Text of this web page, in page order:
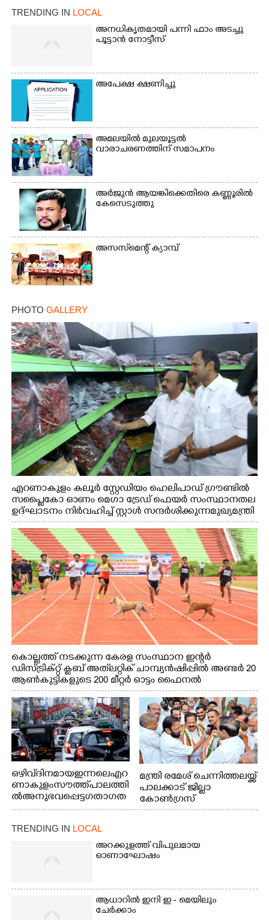
TRENDING IN LOCAL
അനധികൃതമായി പന്നി ഫാം അടച്ചു
പൂട്ടാൻ നോട്ടീസ്
അപേക്ഷ ക്ഷണിച്ചു
അമലയിൽ മുലയൂട്ടൽ
വാരാചരണത്തിന് സമാപനം
അർജുൻ ആയങ്കിക്കെതിരെ കണ്ണൂരിൽ
കേസെടുത്തു
അസസ്‌മെന്റ് ക്യാമ്പ്
PHOTO GALLERY
എറണാകുളം കലൂർ സ്റ്റേഡിയം ഹെലിപാഡ് ഗ്രൗണ്ടിൽ
സപ്ളൈകോ ഓണം മെഗാ ട്രേഡ് ഫെയർ സംസ്ഥാനതല
ഉദ്ഘാടനം നിർവഹിച്ച് സ്റ്റാൾ സന്ദർശിക്കുന്ന മുഖ്യമന്ത്രി
വി.ഡി. സതീശൻ. മന്ത്രി അനൂപ് ജേക്കബ് സമീപം
കൊല്ലത്ത് നടക്കുന്ന കേരള സംസ്ഥാന ഇന്റർ
ഡിസ്ട്രിക്റ്റ് ക്ലബ് അത്‌ലറ്റിക് ചാമ്പ്യൻഷിപ്പിൽ അണ്ടർ 20
ആൺകുട്ടികളുടെ 200 മീറ്റർ ഓട്ടം ഫൈനൽ
മത്സരത്തിനിടെ സിന്തറ്റിക് ട്രാക്കിന് കുറുകെ ഓടുന്ന
നായകൾ.
ഒഴിവ് ദിനമായ ഇന്നലെ എറ
ണാകുളം സൗത്ത് പാലത്തി
ൽ അനുഭവപ്പെട്ട ഗതാഗത
ക്കുരുക്ക്
മന്ത്രി രമേശ് ചെന്നിത്തലയ്ക്ക്
പാലക്കാട് ജില്ലാ
കോൺഗ്രസ്
TRENDING IN LOCAL
അറക്കുളത്ത് വിപുലമായ
ഓണാഘോഷം
ആധാറിൽ ഇനി ഇ - മെയിലും
ചേർക്കാം
×
Share this link
Copy Link